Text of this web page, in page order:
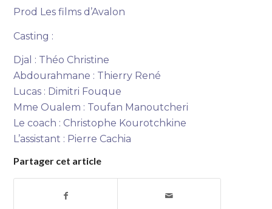
Prod Les films d’Avalon
Casting :
Djal : Théo Christine
Abdourahmane : Thierry René
Lucas : Dimitri Fouque
Mme Oualem : Toufan Manoutcheri
Le coach : Christophe Kourotchkine
L’assistant : Pierre Cachia
Partager cet article